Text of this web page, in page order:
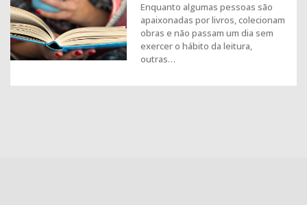
Enquanto algumas pessoas são
apaixonadas por livros, colecionam
obras e não passam um dia sem
exercer o hábito da leitura,
outras…